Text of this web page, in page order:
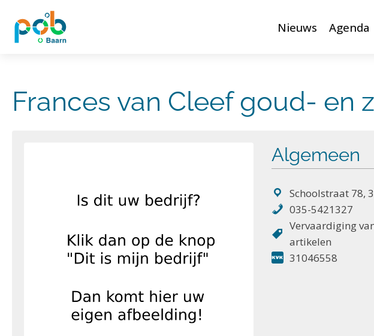
Nieuws Agenda
Frances van Cleef goud- en
Algemeen
Schoolstraat 78,
035-5421327
Vervaardiging
artikelen
31046558